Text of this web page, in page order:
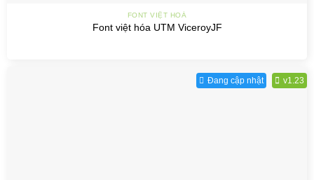
FONT VIỆT HOÁ
Font việt hóa UTM ViceroyJF
Đang cập nhật v1.23